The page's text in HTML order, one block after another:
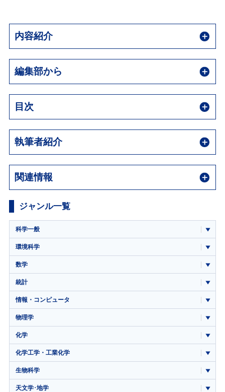
内容紹介
編集部から
目次
執筆者紹介
関連情報
ジャンル一覧
科学一般
環境科学
数学
統計
情報・コンピュータ
物理学
化学
化学工学・工業化学
生物科学
天文学･地学